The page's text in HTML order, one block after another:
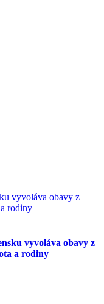
vyvoláva obavy z
rodiny
vyvoláva obavy z
a rodiny